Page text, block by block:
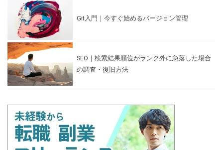
Git入門｜今すぐ始めるバージョン管理
SEO｜検索結果順位がランク外に急落した場合
の調査・復旧方法